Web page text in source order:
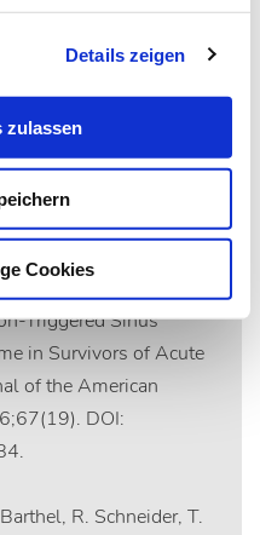
Details zeigen
zulassen
Cookies
Patientin verbesserten,
auf die richtige Therapie
A. Steger, A.
K. Laugwitz, M.
Triggered Sinus
in Survivors of Acute
of the American
DOI:
R. Schneider, T.